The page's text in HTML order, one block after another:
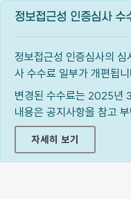
정보접근성 인증심사 수
정보접근성 인증심사의
사 수수료 일부가 개편됩니
변경된 수수료는 2025년
내용은 공지사항을 참고
자세히 보기